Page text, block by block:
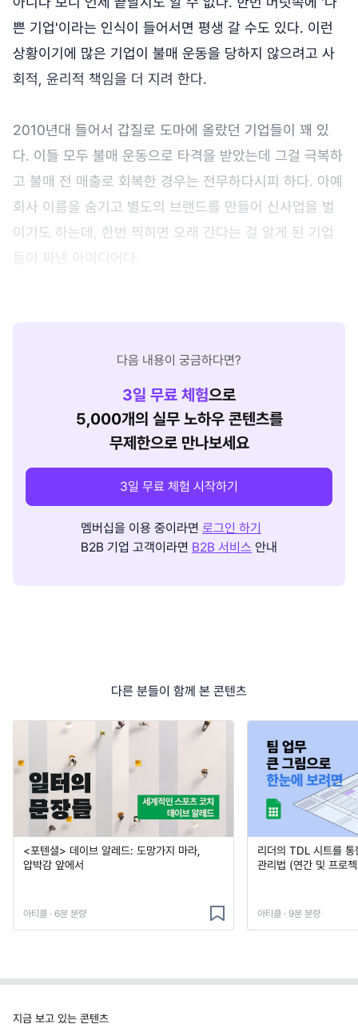
쁜 기업'이라는 인식이 들어서면 평생 갈 수도 있다. 이런
상황이기에 많은 기업이 불매 운동을 당하지 않으려고 사
회적, 윤리적 책임을 더 지려 한다.
2010년대 들어서 갑질로 도마에 올랐던 기업들이 꽤 있
다. 이들 모두 불매 운동으로 타격을 받았는데 그걸 극복하
고 불매 전 매출로 회복한 경우는 전무하다시피 하다. 아예
회사 이름을 숨기고 별도의 브랜드를 만들어 신사업을 벌
이기도 하는데, 한번 찍히면 오래 간다는 걸 알게 된 기업
들이 짜낸 아이디어다.
다음 내용이 궁금하다면?
3일 무료 체험으로
5,000개의 실무 노하우 콘텐츠를
무제한으로 만나보세요
3일 무료 체험 시작하기
멤버십을 이용 중이라면 로그인 하기
B2B 기업 고객이라면 B2B 서비스 안내
다른 분들이 함께 본 콘텐츠
<포텐셜> 데이브 알레드: 도망가지 마라,
압박감 앞에서
아티클 · 6분 분량
리더의 TDL 시트를
관리법 (연간 및 프로
아티클 · 9분 분량
지금 보고 있는 콘텐츠